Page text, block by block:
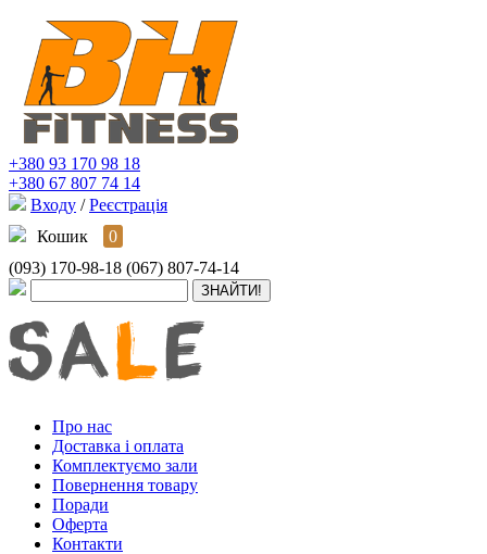
+380 93 170 98 18
+380 67 807 74 14
Входу / Реєстрація
Кошик
0
(093) 170-98-18 (067) 807-74-14
Про нас
Доставка і оплата
Комплектуємо зали
Повернення товару
Поради
Оферта
Контакти